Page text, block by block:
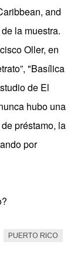
and
la muestra.
Oller, en
"Basílica
de El
hubo una
préstamo, la
por
PUERTO RICO